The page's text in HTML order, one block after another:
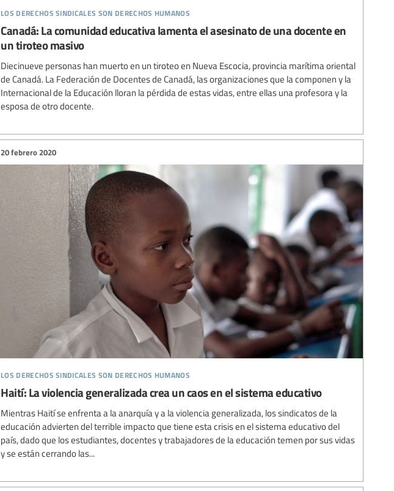
los derechos sindicales son derechos humanos
Canadá: La comunidad educativa lamenta el asesinato de una docente en
un tiroteo masivo
Diecinueve personas han muerto en un tiroteo en Nueva Escocia, provincia marítima oriental
de Canadá. La Federación de Docentes de Canadá, las organizaciones que la componen y la
Internacional de la Educación lloran la pérdida de estas vidas, entre ellas una profesora y la
esposa de otro docente.
los derechos sindicales son derechos humanos
20 febrero 2020
Haití: La violencia generalizada crea un caos en el sistema educativo
Mientras Haití se enfrenta a la anarquía y a la violencia generalizada, los sindicatos de la
educación advierten del terrible impacto que tiene esta crisis en el sistema educativo del
país, dado que los estudiantes, docentes y trabajadores de la educación temen por sus vidas
y se están cerrando las...